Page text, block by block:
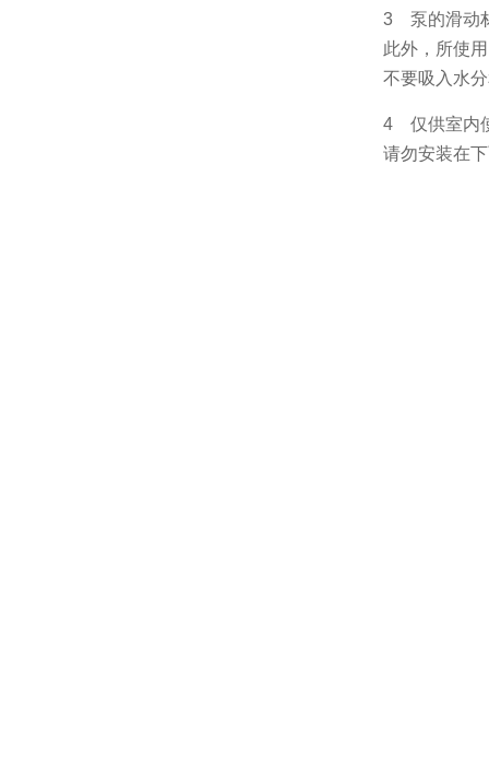
3 泵的滑动
此外，所使
不要吸入水
4 仅供室内
请勿安装在